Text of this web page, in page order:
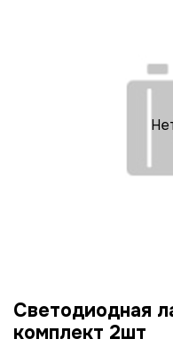
Светодиодная
комплект 2шт